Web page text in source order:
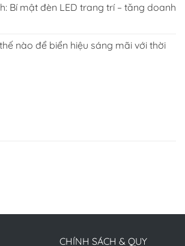
Bí mật đèn LED trang trí – tăng doanh
nào để biển hiệu sáng mãi với thời
CHÍNH SÁCH & QUY